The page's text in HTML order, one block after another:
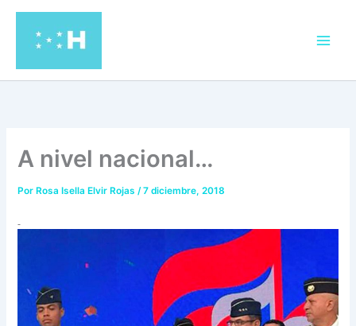
contenido
A nivel nacional…
Por Rosa Isella Elvir Rojas/7 diciembre, 2018